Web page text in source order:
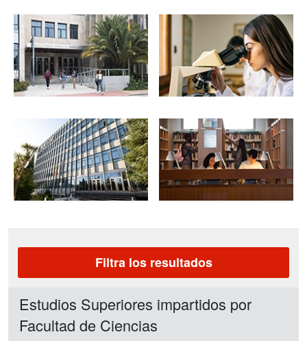
Filtra los resultados
Estudios Superiores impartidos por
Facultad de Ciencias